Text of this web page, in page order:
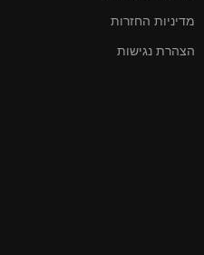
מדיניות החזרות
הצהרת נגישות